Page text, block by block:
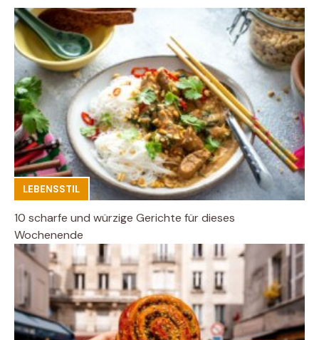
LEBENSSTIL
10 scharfe und würzige Gerichte für dieses
Wochenende